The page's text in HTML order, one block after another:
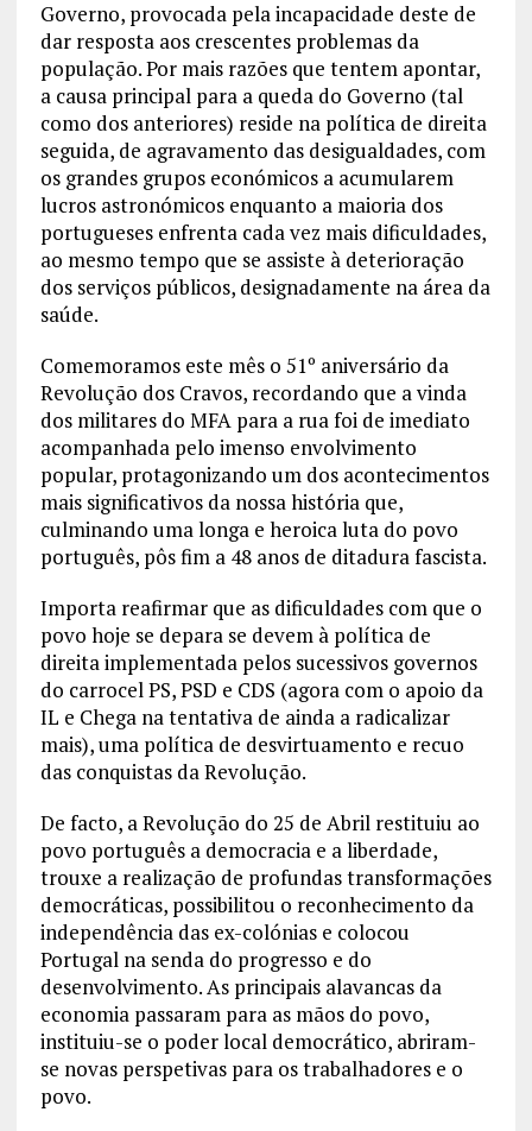
Governo, provocada pela incapacidade deste de
dar resposta aos crescentes problemas da
população. Por mais razões que tentem apontar,
a causa principal para a queda do Governo (tal
como dos anteriores) reside na política de direita
seguida, de agravamento das desigualdades, com
os grandes grupos económicos a acumularem
lucros astronómicos enquanto a maioria dos
portugueses enfrenta cada vez mais dificuldades,
ao mesmo tempo que se assiste à deterioração
dos serviços públicos, designadamente na área da
saúde.
Comemoramos este mês o 51º aniversário da
Revolução dos Cravos, recordando que a vinda
dos militares do MFA para a rua foi de imediato
acompanhada pelo imenso envolvimento
popular, protagonizando um dos acontecimentos
mais significativos da nossa história que,
culminando uma longa e heroica luta do povo
português, pôs fim a 48 anos de ditadura fascista.
Importa reafirmar que as dificuldades com que o
povo hoje se depara se devem à política de
direita implementada pelos sucessivos governos
do carrocel PS, PSD e CDS (agora com o apoio da
IL e Chega na tentativa de ainda a radicalizar
mais), uma política de desvirtuamento e recuo
das conquistas da Revolução.
De facto, a Revolução do 25 de Abril restituiu ao
povo português a democracia e a liberdade,
trouxe a realização de profundas transformações
democráticas, possibilitou o reconhecimento da
independência das ex-colónias e colocou
Portugal na senda do progresso e do
desenvolvimento. As principais alavancas da
economia passaram para as mãos do povo,
instituiu-se o poder local democrático, abriram-
se novas perspetivas para os trabalhadores e o
povo.